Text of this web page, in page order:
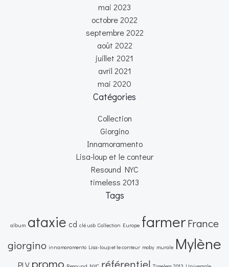
mai 2023
octobre 2022
septembre 2022
août 2022
juillet 2021
avril 2021
mai 2020
Catégories
Collection
Giorgino
Innamoramento
Lisa-loup et le conteur
Resound NYC
timeless 2013
Tags
album ataxie cd clé usb Collection Europe farmerFrance
giorgino innamoramento Lisa-loup et le conteur moby murale Mylène
PLV promo référentiel